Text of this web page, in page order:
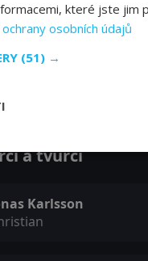
a tvůrci
Karlsson
které jste jim
osobních údajů
(51) →